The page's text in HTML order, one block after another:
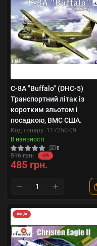
C-8A "Buffalo" (DHC-5)
Транспортний літак із
коротким зльотом і
посадкою, ВМС США.
Код товару: 117250-09
В наявності
0
516 грн. -6%
485 грн.
Акція